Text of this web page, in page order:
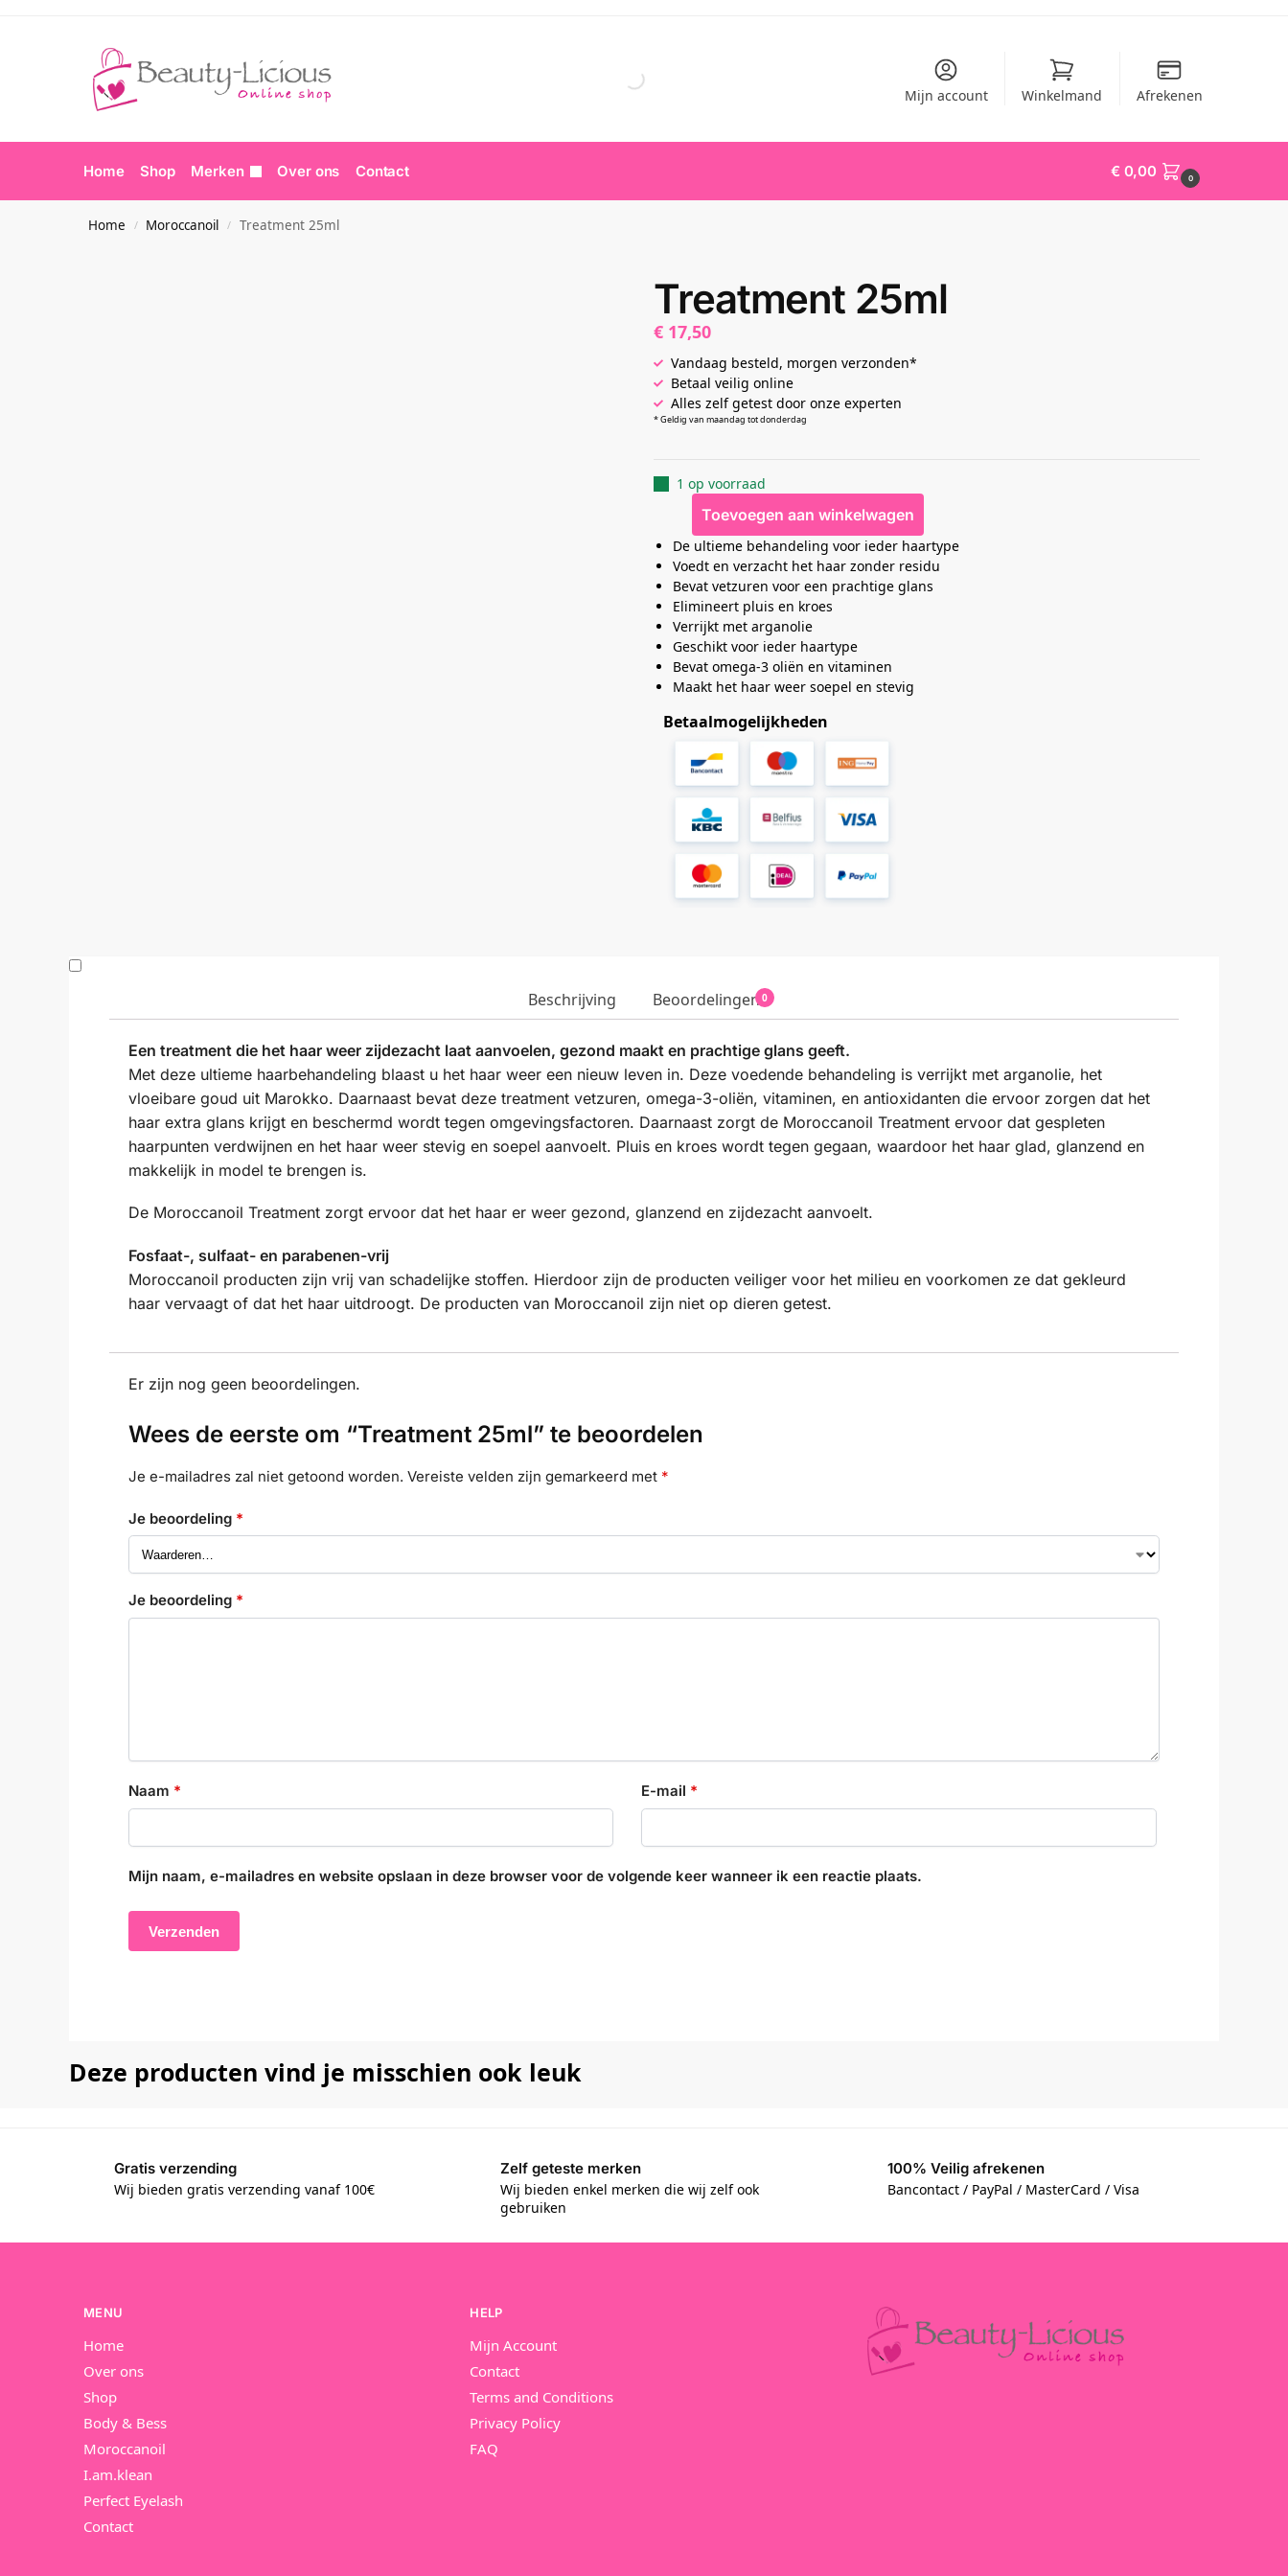
Mijn account Winkelmand Afrekenen
Home Shop Merken Over ons Contact € 0,00 0
Home / Moroccanoil / Treatment 25ml
Treatment 25ml
€ 17,50
Vandaag besteld, morgen verzonden*
Betaal veilig online
Alles zelf getest door onze experten
* Geldig van maandag tot donderdag
1 op voorraad
Toevoegen aan winkelwagen
De ultieme behandeling voor ieder haartype
Voedt en verzacht het haar zonder residu
Bevat vetzuren voor een prachtige glans
Elimineert pluis en kroes
Verrijkt met arganolie
Geschikt voor ieder haartype
Bevat omega-3 oliën en vitaminen
Maakt het haar weer soepel en stevig
Betaalmogelijkheden
Beschrijving Beoordelingen 0
Een treatment die het haar weer zijdezacht laat aanvoelen, gezond maakt en prachtige glans geeft.
Met deze ultieme haarbehandeling blaast u het haar weer een nieuw leven in. Deze voedende behandeling is verrijkt met arganolie, het
vloeibare goud uit Marokko. Daarnaast bevat deze treatment vetzuren, omega-3-oliën, vitaminen, en antioxidanten die ervoor zorgen dat het
haar extra glans krijgt en beschermd wordt tegen omgevingsfactoren. Daarnaast zorgt de Moroccanoil Treatment ervoor dat gespleten
haarpunten verdwijnen en het haar weer stevig en soepel aanvoelt. Pluis en kroes wordt tegen gegaan, waardoor het haar glad, glanzend en
makkelijk in model te brengen is.
De Moroccanoil Treatment zorgt ervoor dat het haar er weer gezond, glanzend en zijdezacht aanvoelt.
Fosfaat-, sulfaat- en parabenen-vrij
Moroccanoil producten zijn vrij van schadelijke stoffen. Hierdoor zijn de producten veiliger voor het milieu en voorkomen ze dat gekleurd
haar vervaagt of dat het haar uitdroogt. De producten van Moroccanoil zijn niet op dieren getest.
Er zijn nog geen beoordelingen.
Wees de eerste om “Treatment 25ml” te beoordelen
Je e-mailadres zal niet getoond worden. Vereiste velden zijn gemarkeerd met *
Je beoordeling *
Je beoordeling *
Naam * E-mail *
Mijn naam, e-mailadres en website opslaan in deze browser voor de volgende keer wanneer ik een reactie plaats.
Deze producten vind je misschien ook leuk
Gratis verzending
Wij bieden gratis verzending vanaf 100€
Zelf geteste merken
Wij bieden enkel merken die wij zelf ook
gebruiken
100% Veilig afrekenen
Bancontact / PayPal / MasterCard / Visa
MENU
Home
Over ons
Shop
Body & Bess
Moroccanoil
I.am.klean
Perfect Eyelash
Contact
HELP
Mijn Account
Contact
Terms and Conditions
Privacy Policy
FAQ